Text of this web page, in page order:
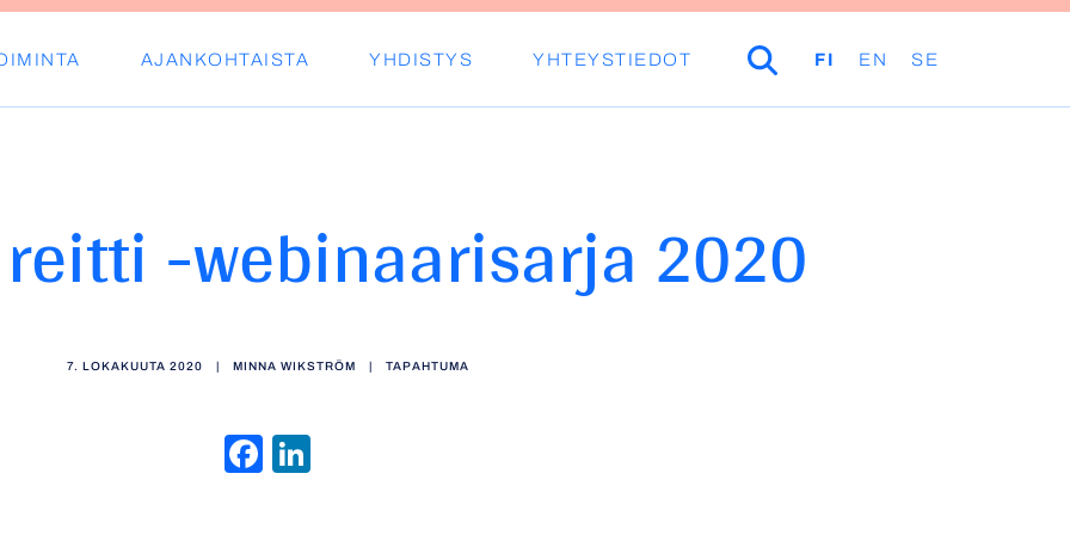
ry
AJANKOHTAISTA YHDISTYS YHTEYSTIEDOT HAKU
FI EN SE
-webinaarisarja 2020
7. LOKAKUUTA 2020 | MINNA WIKSTRÖM | TAPAHTUMA
Facebook